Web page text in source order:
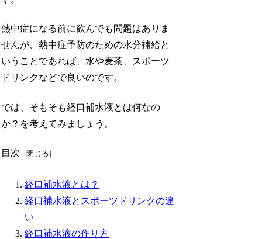
熱中症になる前に飲んでも問題はありま
せんが、熱中症予防のための水分補給と
いうことであれば、水や麦茶、スポーツ
ドリンクなどで良いのです。
では、そもそも経口補水液とは何なの
か？を考えてみましょう。
目次
経口補水液とは？
経口補水液とスポーツドリンクの違
い
経口補水液の作り方